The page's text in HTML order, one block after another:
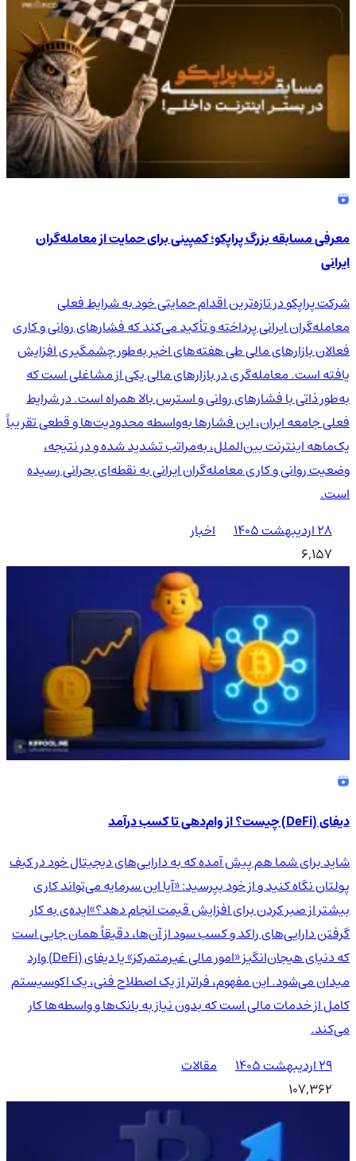
معرفی مسابقه بزرگ پراپکو؛ کمپینی برای حمایت از معامله‌گران
ایرانی
شرکت پراپکو در تازه‌ترین اقدام حمایتی خود به شرایط فعلی
معامله‌گران ایرانی پرداخته و تأکید می‌کند که فشارهای روانی و کاری
فعالان بازارهای مالی طی هفته‌های اخیر به‌طور چشمگیری افزایش
یافته است. معامله‌گری در بازارهای مالی یکی از مشاغلی است که
به‌طور ذاتی با فشارهای روانی و استرس بالا همراه است. در شرایط
فعلی جامعه ایران، این فشارها به‌واسطه محدودیت‌ها و قطعی تقریباً
یک‌ماهه اینترنت بین‌الملل، به‌مراتب تشدید شده و در نتیجه،
وضعیت روانی و کاری معامله‌گران ایرانی به نقطه‌ای بحرانی رسیده
است.
۲۸ اردیبهشت ۱۴۰۵
اخبار
6,157
دیفای (DeFi) چیست؟ از وام‌دهی تا کسب درآمد
شاید برای شما هم پیش آمده که به دارایی‌های دیجیتال خود در کیف
پولتان نگاه کنید و از خود بپرسید: «آیا این سرمایه می‌تواند کاری
بیشتر از صبر کردن برای افزایش قیمت انجام دهد؟»ایده‌ی به کار
گرفتن دارایی‌های راکد و کسب سود از آن‌ها، دقیقاً همان جایی است
که دنیای هیجان‌انگیز «امور مالی غیرمتمرکز» یا دیفای (DeFi) وارد
میدان می‌شود. این مفهوم، فراتر از یک اصطلاح فنی، یک اکوسیستم
کامل از خدمات مالی است که بدون نیاز به بانک‌ها و واسطه‌ها کار
می‌کند.
۲۹ اردیبهشت ۱۴۰۵
مقالات
107,362